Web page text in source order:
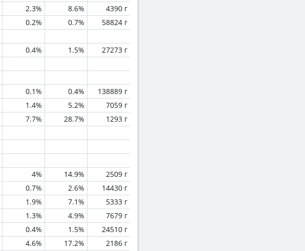
2.3% 8.6%
4390 г
0.2% 0.7%
58824 г
0.4% 1.5%
27273 г
0.1% 0.4%
138889 г
1.4% 5.2%
7059 г
7.7% 28.7%
1293 г
4% 14.9%
2509 г
0.7% 2.6%
14430 г
1.9% 7.1%
5333 г
1.3% 4.9%
7679 г
0.4% 1.5%
24510 г
4.6% 17.2%
2186 г